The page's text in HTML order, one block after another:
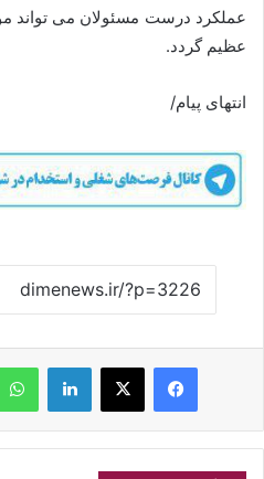
عملکرد درست مسئولان می تواند
عظیم گردد.
انتهای پیام/
فیسبوکایکس لینکداین